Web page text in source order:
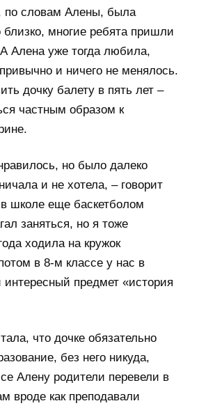
по словам Алены, была
близко, многие ребята пришли
А Алена уже тогда любила,
и ничего не менялось.
дочку балету в пять лет –
частным образом к
но было далеко
и не хотела, – говорит
школе еще баскетболом
заняться, но я тоже
ходила на кружок
в 8-м классе у нас в
предмет «история
что дочке обязательно
без него никуда,
Алену родители перевели в
вроде как преподавали